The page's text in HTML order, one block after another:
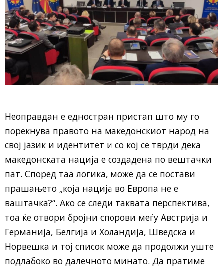
Неоправдан е едностран пристап што му го
порекнува правото на македонскиот народ на
свој јазик и идентитет и со кој се тврди дека
македонската нација е создадена по вештачки
пат. Според таа логика, може да се постави
прашањето „која нација во Европа не е
ваштачка?“. Ако се следи таквата перспектива,
тоа ќе отвори бројни спорови меѓу Австрија и
Германија, Белгија и Холандија, Шведска и
Норвешка и тој список може да продолжи уште
подлабоко во далечното минато. Да пратиме